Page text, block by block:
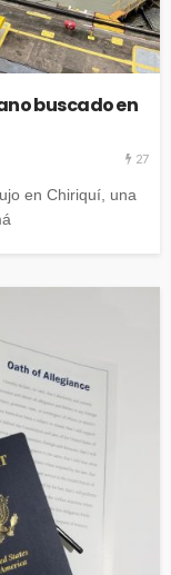
buscado en
27
en Chiriquí, una